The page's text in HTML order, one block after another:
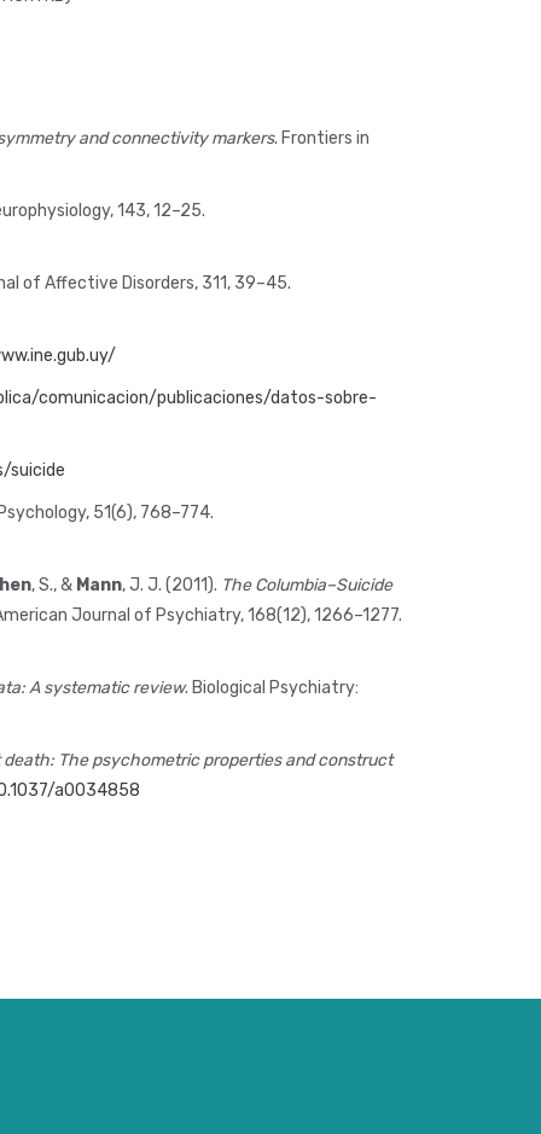
and connectivity markers. Frontiers in
143, 12–25.
of Affective Disorders, 311, 39–45.
comunicacion/publicaciones/datos-sobre-
suicide
51(6), 768–774.
, S., & Mann, J. J. (2011). The Columbia–Suicide
Journal of Psychiatry, 168(12), 1266–1277.
A systematic review. Biological Psychiatry:
death: The psychometric properties and construct
a0034858